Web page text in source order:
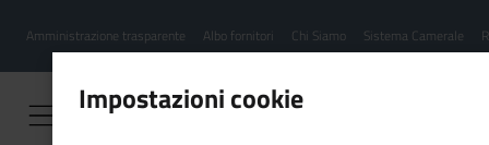
contenuto
Menu
hamburgher
Amministrazione trasparente Albo fornitori Chi Siamo Sistema Camerale
Impostazioni cookie